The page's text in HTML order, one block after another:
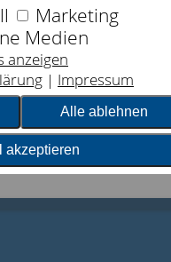
Marketing
Medien
anzeigen
Impressum
Alle ablehnen
akzeptieren